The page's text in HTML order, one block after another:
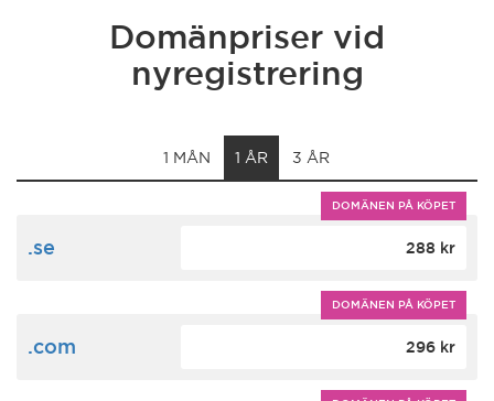
Domänpriser vid
nyregistrering
1 MÅN 1 ÅR 3 ÅR
DOMÄNEN PÅ KÖPET
.se 288 kr
DOMÄNEN PÅ KÖPET
.com 296 kr